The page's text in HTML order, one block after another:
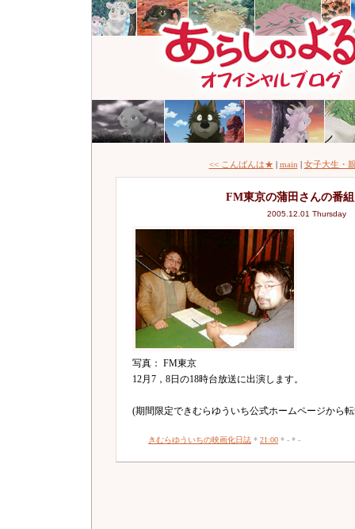
<< こんばんは★ | main | 女子大生・
FM東京の蒲田さんの番
2005.12.01 Thursday
写真： FM東京
12月7，8日の18時台放送に出演します。
(期間限定できむらゆういち公式ホームページから
きむらゆういちの映画化日誌 * 21:00 * - * -